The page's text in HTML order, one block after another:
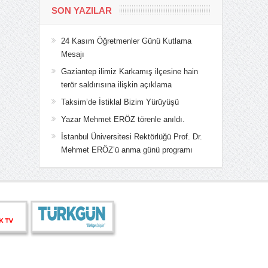
SON YAZILAR
24 Kasım Öğretmenler Günü Kutlama
Mesajı
Gaziantep ilimiz Karkamış ilçesine hain
terör saldırısına ilişkin açıklama
Taksim’de İstiklal Bizim Yürüyüşü
Yazar Mehmet ERÖZ törenle anıldı.
İstanbul Üniversitesi Rektörlüğü Prof. Dr.
Mehmet ERÖZ’ü anma günü programı